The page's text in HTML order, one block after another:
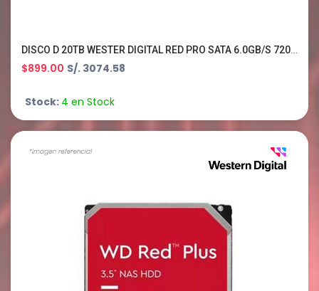
DISCO D 20TB WESTER DIGITAL RED PRO SATA 6.0GB/S 7200RPM 512MB 3.5 WD202KFGX
$899.00 S/. 3074.58
Stock: 4 en Stock